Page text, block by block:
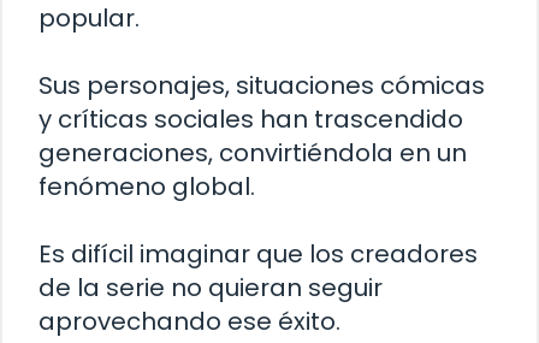
popular.
Sus personajes, situaciones cómicas
y críticas sociales han trascendido
generaciones, convirtiéndola en un
fenómeno global.
Es difícil imaginar que los creadores
de la serie no quieran seguir
aprovechando ese éxito.